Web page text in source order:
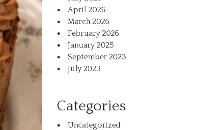
April 2026
March 2026
February 2026
January 2025
September 2023
July 2023
Categories
Uncategorized